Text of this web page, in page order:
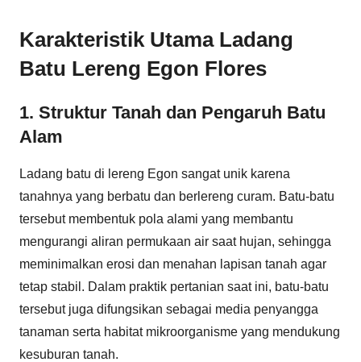
Karakteristik Utama Ladang
Batu Lereng Egon Flores
1. Struktur Tanah dan Pengaruh Batu
Alam
Ladang batu di lereng Egon sangat unik karena
tanahnya yang berbatu dan berlereng curam. Batu-batu
tersebut membentuk pola alami yang membantu
mengurangi aliran permukaan air saat hujan, sehingga
meminimalkan erosi dan menahan lapisan tanah agar
tetap stabil. Dalam praktik pertanian saat ini, batu-batu
tersebut juga difungsikan sebagai media penyangga
tanaman serta habitat mikroorganisme yang mendukung
kesuburan tanah.